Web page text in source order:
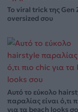
Το viral trick της Gen
oversized σου
Αυτό το εύκολο
παραλίας είναι ό,τι
για τα beach looks